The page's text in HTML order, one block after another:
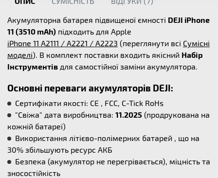
Акумуляторна батарея підвищеної ємності DEJI iPhone
11 (3510 mAh) підходить для Apple
iPhone 11 A2111 / A2221 / A2223 (переглянути всі Сумісні
моделі). В комплект поставки входить якісний Набір
Інструментів для самостійної заміни акумулятора.
Основні переваги акумуляторів DEJI:
Сертифікати якості: CE , FCC, C-Tick RoHs
"Свіжа" дата виробництва: 11.2025 (продрукована на
кожній батареї)
Використання літієво-полімерних батарей , що на
30% збільшують ресурс АКБ
Безпека (акумулятор не перегрівається), міцність та
зносостійкість